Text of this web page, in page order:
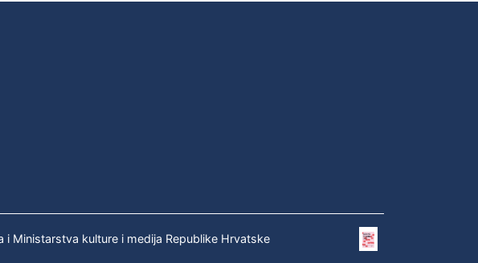
Ministarstva kulture i medija Republike Hrvatske